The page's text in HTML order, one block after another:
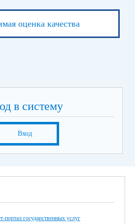
оценка качества
в систему
Вход
портал государственных услуг